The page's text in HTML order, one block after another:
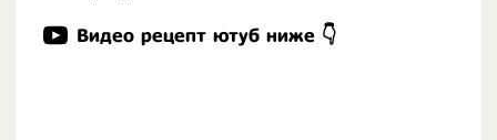
Видео рецепт ютуб ниже 👇